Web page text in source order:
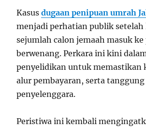
Kasusdugaan penipuan umrah
menjadi perhatian publik setelah
sejumlah calon jemaah masuk
berwenang. Perkara ini kini
penyelidikan untuk memastikan
alur pembayaran, serta tanggung
penyelenggara.
Peristiwa ini kembali